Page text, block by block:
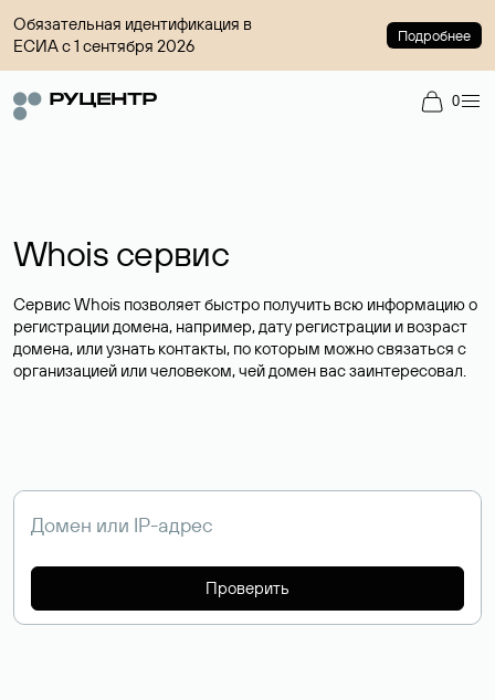
Обязательная идентификация в
ЕСИА с 1 сентября 2026
Подробнее
0
Whois сервис
Сервис Whois позволяет быстро получить всю информацию о
регистрации домена, например, дату регистрации и возраст
домена, или узнать контакты, по которым можно связаться с
организацией или человеком, чей домен вас заинтересовал.
Проверить